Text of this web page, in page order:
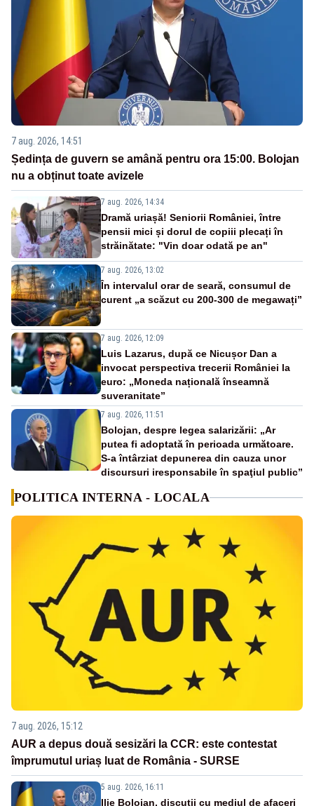
7 aug. 2026, 14:51
Ședința de guvern se amână pentru ora 15:00. Bolojan
nu a obținut toate avizele
7 aug. 2026, 14:34
Dramă uriașă! Seniorii României, între
pensii mici și dorul de copiii plecați în
străinătate: "Vin doar odată pe an"
7 aug. 2026, 13:02
În intervalul orar de seară, consumul de
curent „a scăzut cu 200-300 de megawați”
7 aug. 2026, 12:09
Luis Lazarus, după ce Nicușor Dan a
invocat perspectiva trecerii României la
euro: „Moneda națională înseamnă
suveranitate”
7 aug. 2026, 11:51
Bolojan, despre legea salarizării: „Ar
putea fi adoptată în perioada următoare.
S-a întârziat depunerea din cauza unor
discursuri iresponsabile în spaţiul public”
POLITICA INTERNA - LOCALA
7 aug. 2026, 15:12
AUR a depus două sesizări la CCR: este contestat
împrumutul uriaș luat de România - SURSE
5 aug. 2026, 16:11
Ilie Bolojan, discuții cu mediul de afaceri